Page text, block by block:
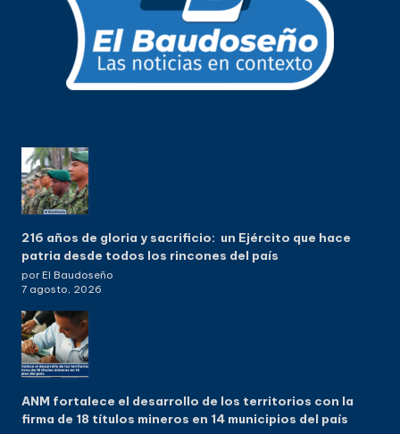
216 años de gloria y sacrificio: un Ejército que hace
patria desde todos los rincones del país
por El Baudoseño
7 agosto, 2026
ANM fortalece el desarrollo de los territorios con la
firma de 18 títulos mineros en 14 municipios del país